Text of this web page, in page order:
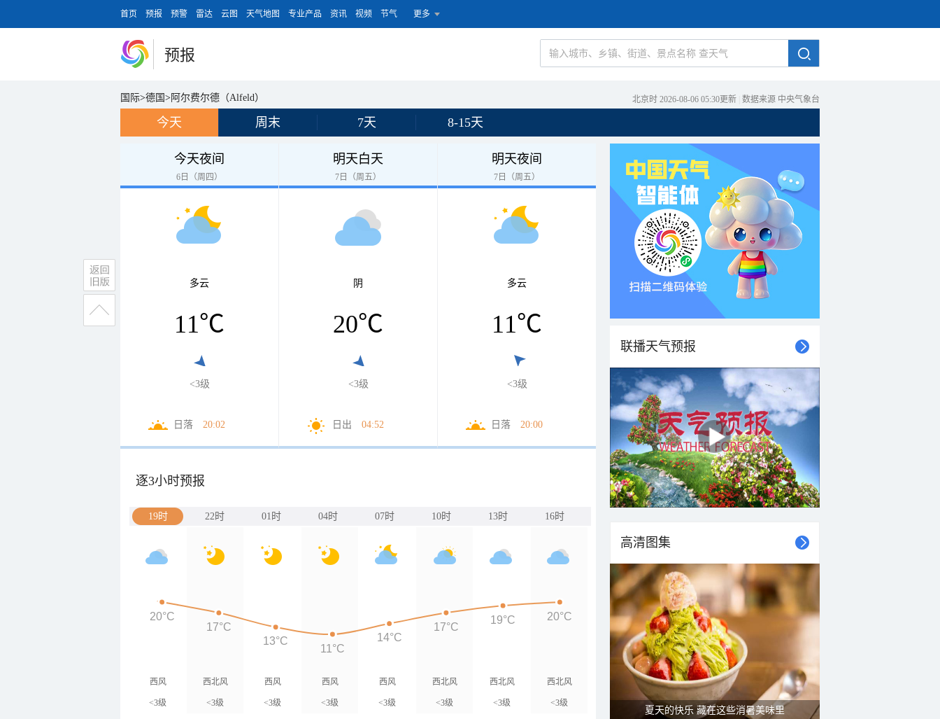
首页 预报 预警 雷达 云图 天气地图 专业产品 资讯 视频 节气 更多
预报
国际>德国 > 阿尔费尔德（Alfeld） 北京时 2026-08-06 05:30更新 数据来源 中央气象台
今天 周末 7天 8-15天
今天夜间
6日（周四）
多云
11℃
<3级
日落 20:02
明天白天
7日（周五）
阴
20℃
<3级
日出 04:52
明天夜间
7日（周五）
多云
11℃
<3级
日落 20:00
逐3小时预报
19时 22时 01时 04时 07时 10时 13时 16时
西风
<3级
西北风
<3级
西风
<3级
西风
<3级
西风
<3级
西北风
<3级
西北风
<3级
西北风
<3级
20°C
17°C
13°C
11°C
14°C
17°C
19°C 20°C
联播天气预报
高清图集
夏天的快乐 藏在这些消暑美味里